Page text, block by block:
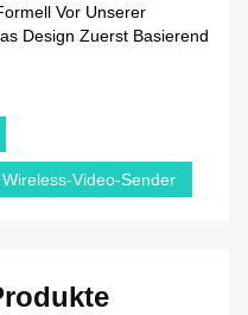
Vor Unserer
Design Zuerst Basierend
Wireless-Video-Sender